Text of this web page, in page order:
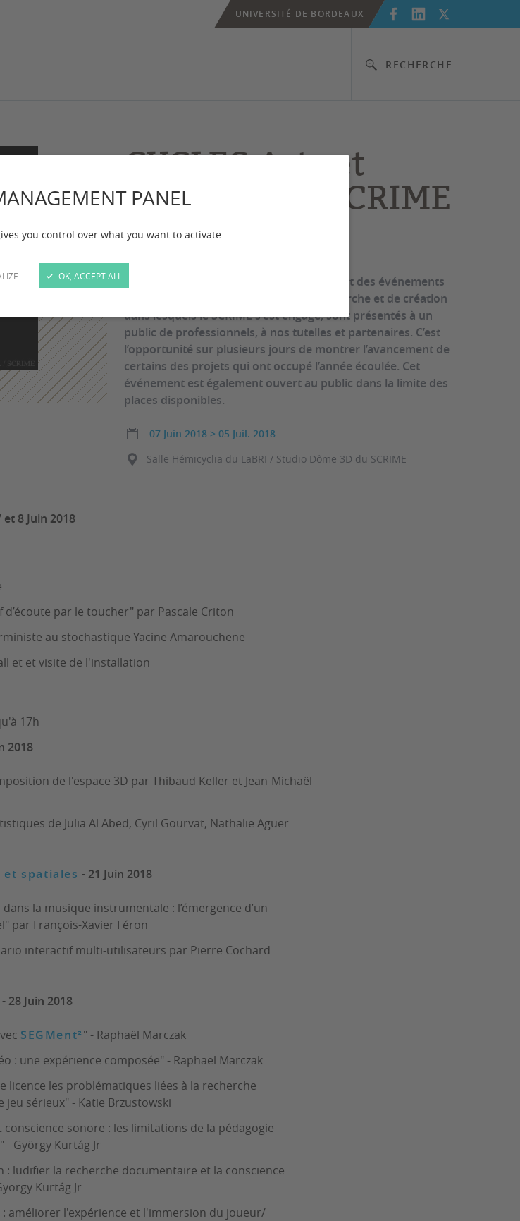
PANEL
you control over what you want to activate.
OK, ACCEPT ALL
RECHERCHE
UNIVERSITÉ DE BORDEAUX
CYCLES Arts et
Sciences du SCRIME
2018
Les Cycles Arts et Sciences du SCRIME sont des événements
annuels où les différents projets de recherche et de création
dans lesquels le SCRIME s'est engagé, sont présentés à un
public de professionnels, à nos tutelles et partenaires. C’est
l’opportunité sur plusieurs jours de montrer l’avancement de
certains des projets qui ont occupé l’année écoulée. Cet
événement est également ouvert au public dans la limite des
places disponibles.
07 Juin 2018 > 05 Juil. 2018
Salle Hémicyclia du LaBRI / Studio Dôme 3D du SCRIME
et 8 Juin 2018
d’écoute par le toucher" par Pascale Criton
au stochastique Yacine Amarouchene
et et visite de l'installation
17h
2018
de l'espace 3D par Thibaud Keller et Jean-Michaël
de Julia Al Abed, Cyril Gourvat, Nathalie Aguer
spatiales - 21 Juin 2018
la musique instrumentale : l’émergence d’un
par François-Xavier Féron
interactif multi-utilisateurs par Pierre Cochard
- 28 Juin 2018
SEGMent²" - Raphaël Marczak
: une expérience composée" - Raphaël Marczak
licence les problématiques liées à la recherche
sérieux" - Katie Brzustowski
sonore : les limitations de la pédagogie
György Kurtág Jr
: ludifier la recherche documentaire et la conscience
Kurtág Jr
améliorer l'expérience et l'immersion du joueur/